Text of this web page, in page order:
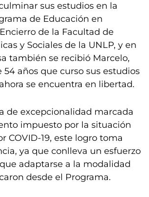
sus estudios en la
de Educación en
de la Facultad de
y Sociales de la UNLP, y en
también se recibió Marcelo,
años que curso sus estudios
se encuentra en libertad.
de excepcionalidad marcada
impuesto por la situación
COVID-19, este logro toma
ya que conlleva un esfuerzo
adaptarse a la modalidad
desde el Programa.